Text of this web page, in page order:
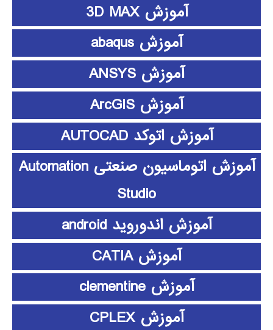
آموزش 3D MAX
آموزش abaqus
آموزش ANSYS
آموزش ArcGIS
آموزش اتوکد AUTOCAD
آموزش اتوماسیون صنعتی Automation
Studio
آموزش اندوروید android
آموزش CATIA
آموزش clementine
آموزش CPLEX